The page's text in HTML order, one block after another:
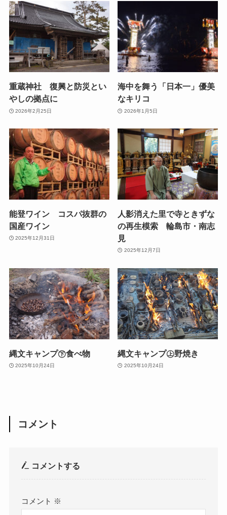
重蔵神社 復興と防災とい
やしの拠点に
2026年2月25日
海中を舞う「日本一」優美
なキリコ
2026年1月5日
能登ワイン コスパ抜群の
国産ワイン
2025年12月31日
人影消えた里で寺ときずな
の再生模索 輪島市・南志
見
2025年12月7日
縄文キャンプ㊦食べ物
2025年10月24日
縄文キャンプ㊤野焼き
2025年10月24日
コメント
コメントする
コメント ※